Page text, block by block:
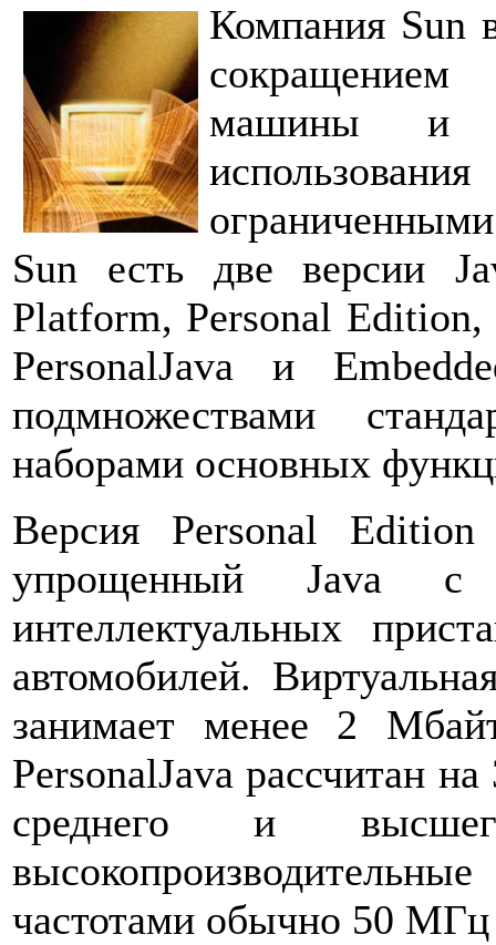
Компания Sun
сокращением
машины и
Sun есть две версии
Platform, Personal
PersonalJava и
подмножествами
наборами основных
Версия Personal
упрощенный Java с
интеллектуальных
автомобилей.
занимает менее 2
PersonalJava рассчитан
среднего и
частотами обычно 50